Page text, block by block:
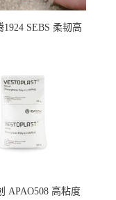
1924 SEBS 柔韧高
APAO508 高粘度